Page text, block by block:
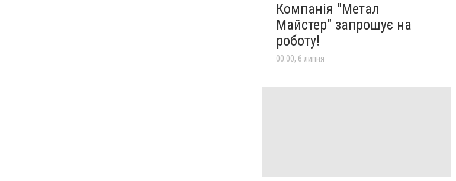
Компанія "Метал
Майстер" запрошує на
роботу!
00:00, 6 липня